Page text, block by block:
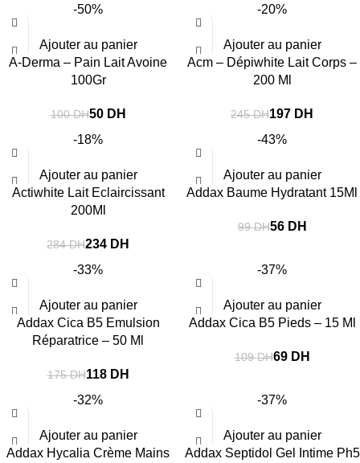
-50%
Ajouter au panier
A-Derma – Pain Lait Avoine
100Gr
100DH50 DH
-20%
Ajouter au panier
Acm – Dépiwhite Lait Corps –
200 Ml
245DH197 DH
-18%
Ajouter au panier
Actiwhite Lait Eclaircissant
200Ml
284DH234 DH
-43%
Ajouter au panier
Addax Baume Hydratant 15Ml
99DH56 DH
-33%
Ajouter au panier
Addax Cica B5 Emulsion
Réparatrice – 50 Ml
175DH118 DH
-37%
Ajouter au panier
Addax Cica B5 Pieds – 15 Ml
109DH69 DH
-32%
Ajouter au panier
Addax Hycalia Crème Mains
-37%
Ajouter au panier
Addax Septidol Gel Intime Ph5